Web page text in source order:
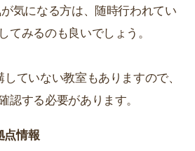
気になる方は、随時行われてい
てみるのも良いでしょう。
ていない教室もありますので、
認する必要があります。
点情報